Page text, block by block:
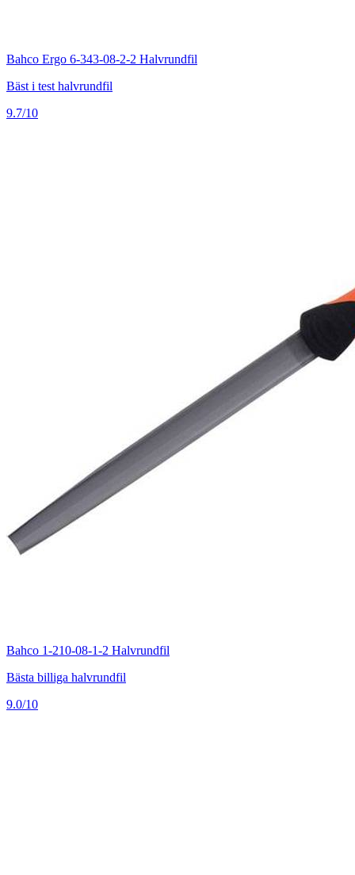
Bahco Ergo 6-343-08-2-2 Halvrundfil
Bäst i test halvrundfil
9.7/10
Bahco 1-210-08-1-2 Halvrundfil
Bästa billiga halvrundfil
9.0/10